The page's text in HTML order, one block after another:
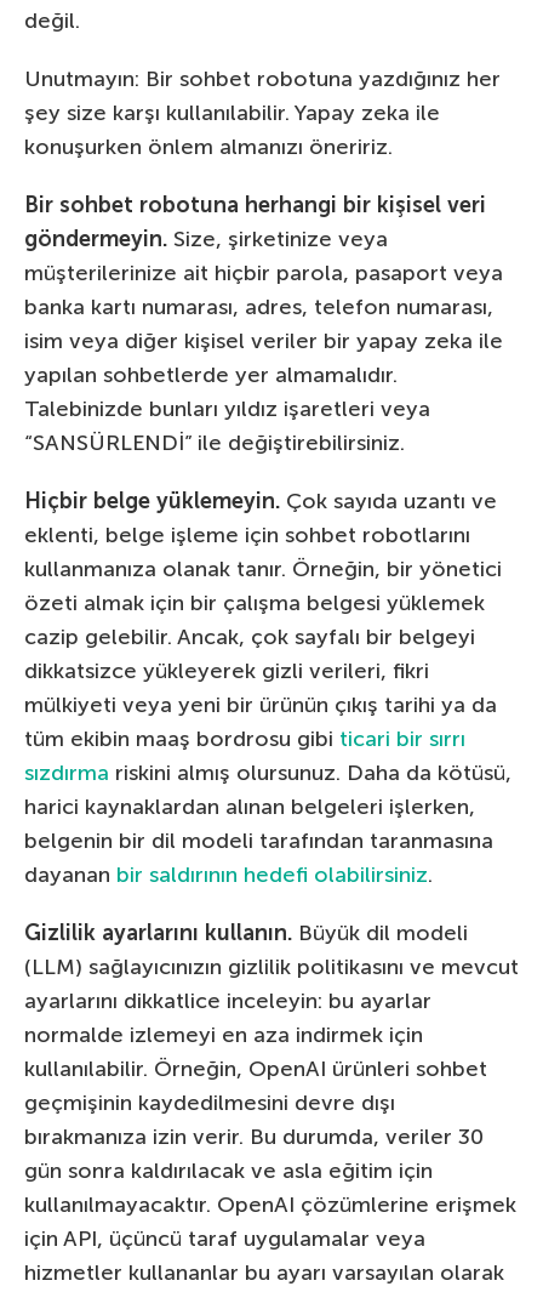
değil.
Unutmayın: Bir sohbet robotuna yazdığınız her
şey size karşı kullanılabilir. Yapay zeka ile
konuşurken önlem almanızı öneririz.
Bir sohbet robotuna herhangi bir kişisel veri
göndermeyin. Size, şirketinize veya
müşterilerinize ait hiçbir parola, pasaport veya
banka kartı numarası, adres, telefon numarası,
isim veya diğer kişisel veriler bir yapay zeka ile
yapılan sohbetlerde yer almamalıdır.
Talebinizde bunları yıldız işaretleri veya
“SANSÜRLENDİ” ile değiştirebilirsiniz.
Hiçbir belge yüklemeyin. Çok sayıda uzantı ve
eklenti, belge işleme için sohbet robotlarını
kullanmanıza olanak tanır. Örneğin, bir yönetici
özeti almak için bir çalışma belgesi yüklemek
cazip gelebilir. Ancak, çok sayfalı bir belgeyi
dikkatsizce yükleyerek gizli verileri, fikri
mülkiyeti veya yeni bir ürünün çıkış tarihi ya da
tüm ekibin maaş bordrosu gibi ticari bir sırrı
sızdırma riskini almış olursunuz. Daha da kötüsü,
harici kaynaklardan alınan belgeleri işlerken,
belgenin bir dil modeli tarafından taranmasına
dayanan bir saldırının hedefi olabilirsiniz.
Gizlilik ayarlarını kullanın. Büyük dil modeli
(LLM) sağlayıcınızın gizlilik politikasını ve mevcut
ayarlarını dikkatlice inceleyin: bu ayarlar
normalde izlemeyi en aza indirmek için
kullanılabilir. Örneğin, OpenAI ürünleri sohbet
geçmişinin kaydedilmesini devre dışı
bırakmanıza izin verir. Bu durumda, veriler 30
gün sonra kaldırılacak ve asla eğitim için
kullanılmayacaktır. OpenAI çözümlerine erişmek
için API, üçüncü taraf uygulamalar veya
hizmetler kullananlar bu ayarı varsayılan olarak